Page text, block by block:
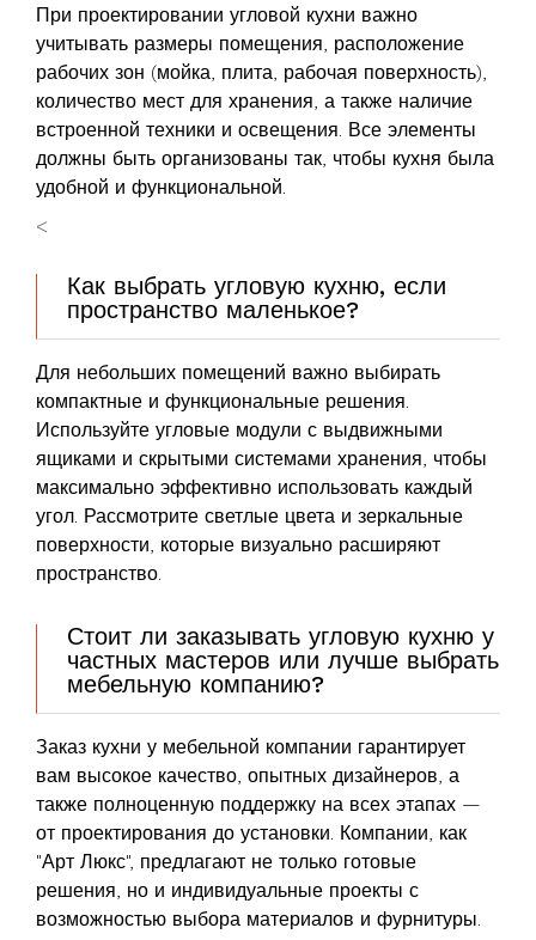
При проектировании угловой кухни важно
учитывать размеры помещения, расположение
рабочих зон (мойка, плита, рабочая поверхность),
количество мест для хранения, а также наличие
встроенной техники и освещения. Все элементы
должны быть организованы так, чтобы кухня была
удобной и функциональной.
<
Как выбрать угловую кухню, если
пространство маленькое?
Для небольших помещений важно выбирать
компактные и функциональные решения.
Используйте угловые модули с выдвижными
ящиками и скрытыми системами хранения, чтобы
максимально эффективно использовать каждый
угол. Рассмотрите светлые цвета и зеркальные
поверхности, которые визуально расширяют
пространство.
Стоит ли заказывать угловую кухню у
частных мастеров или лучше выбрать
мебельную компанию?
Заказ кухни у мебельной компании гарантирует
вам высокое качество, опытных дизайнеров, а
также полноценную поддержку на всех этапах —
от проектирования до установки. Компании, как
"Арт Люкс", предлагают не только готовые
решения, но и индивидуальные проекты с
возможностью выбора материалов и фурнитуры.